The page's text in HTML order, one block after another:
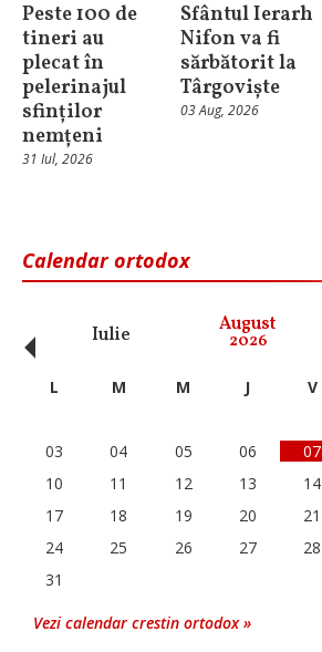
Peste 100 de
tineri au
plecat în
pelerinajul
sfinților
nemțeni
31 Iul, 2026
Sfântul Ierarh
Nifon va fi
sărbătorit la
Târgoviște
03 Aug, 2026
Calendar ortodox
Iulie August
2026
‹ L M M J V
03
04 05 06 07
10
11 12 13 14
17
18 19 20 21
24
25 26 27 28
31
Vezi calendar crestin ortodox »